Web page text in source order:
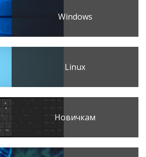
Windows
Linux
Новичкам